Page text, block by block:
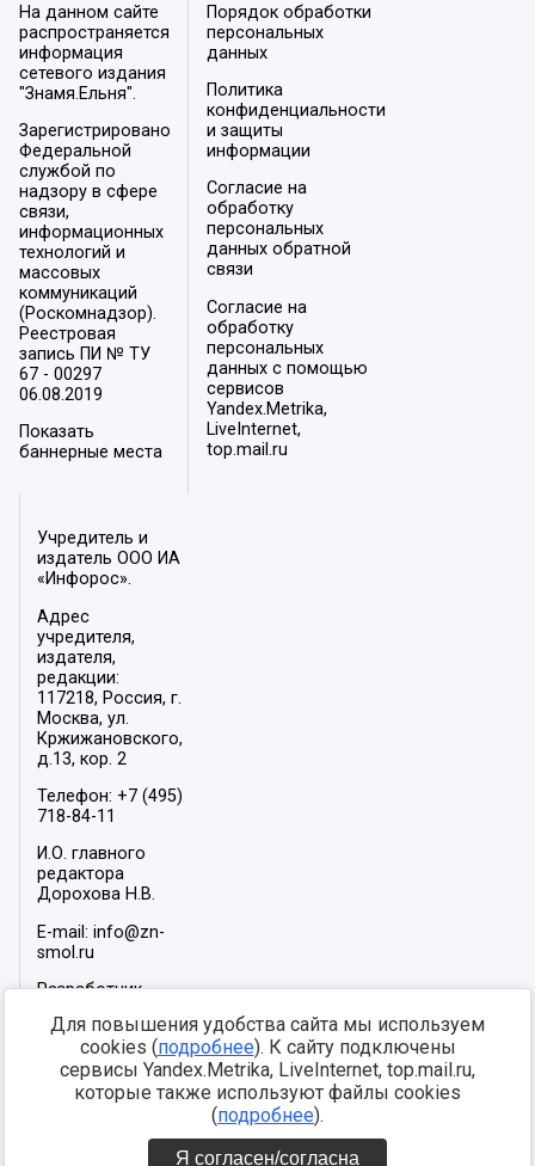
На данном сайте
распространяется
информация
сетевого издания
"Знамя.Ельня".
Зарегистрировано
Федеральной
службой по
надзору в сфере
связи,
информационных
технологий и
массовых
коммуникаций
(Роскомнадзор).
Реестровая
запись ПИ № ТУ
67 - 00297
06.08.2019
Показать
баннерные места
Порядок обработки
персональных
данных
Политика
конфиденциальности
и защиты
информации
Согласие на
обработку
персональных
данных обратной
связи
Согласие на
обработку
персональных
данных с помощью
сервисов
Yandex.Metrika,
LiveInternet,
top.mail.ru
Учредитель и
издатель ООО ИА
«Инфорос».
Адрес
учредителя,
издателя,
редакции:
117218, Россия, г.
Москва, ул.
Кржижановского,
д.13, кор. 2
Телефон: +7 (495)
718-84-11
И.О. главного
редактора
Дорохова Н.В.
E-mail: info@zn-
smol.ru
Разработчик
2026
Мы в социальных
сетях:
Для повышения удобства сайта мы используем
cookies (подробнее). К сайту подключены
сервисы Yandex.Metrika, LiveInternet, top.mail.ru,
которые также используют файлы cookies
(подробнее).
Я согласен/согласна